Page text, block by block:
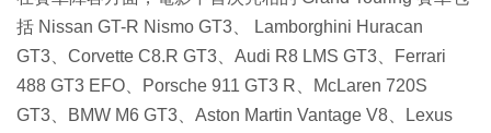
括 Nissan GT-R Nismo GT3、 Lamborghini Huracan
GT3、Corvette C8.R GT3、Audi R8 LMS GT3、Ferrari
488 GT3 EFO、Porsche 911 GT3 R、McLaren 720S
GT3、BMW M6 GT3、Aston Martin Vantage V8、Lexus